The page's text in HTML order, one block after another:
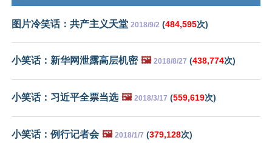
图片冷笑话：共产主义天堂 2018/9/2 (484,595次)
小笑话：新华网泄露高层机密 🖼️ 2018/8/27 (438,774次)
小笑话：习近平全票当选 🖼️ 2018/3/17 (559,619次)
小笑话：例行记者会 🖼️ 2018/1/7 (379,128次)